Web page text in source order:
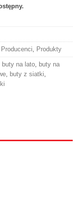
Producenci, Produkty
buty na lato, buty na
, buty z siatki,